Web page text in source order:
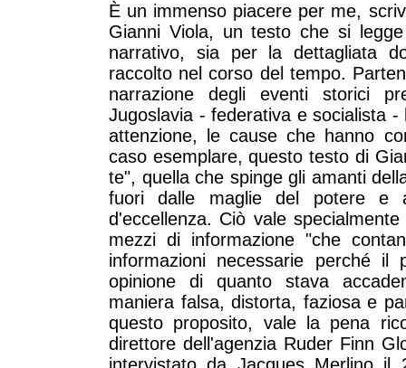
È un immenso piacere per me,
Gianni Viola, un testo che si
narrativo, sia per la dettagliata
raccolto nel corso del tempo.
narrazione degli eventi storici
Jugoslavia - federativa e socialista
attenzione, le cause che hanno
caso esemplare, questo testo di
te", quella che spinge gli amanti
fuori dalle maglie del potere e
d'eccellenza. Ciò vale
mezzi di informazione "che
informazioni necessarie perché il
opinione di quanto stava
maniera falsa, distorta, faziosa e
questo proposito, vale la pena
direttore dell'agenzia Ruder Finn